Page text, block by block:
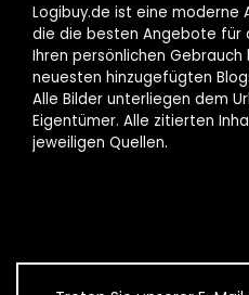
Logibuy.de ist eine moderne
die die besten Angebote für
Ihren persönlichen
neuesten hinzugefügten
Alle Bilder unterliegen dem
Eigentümer. Alle zitierten
jeweiligen Quellen.